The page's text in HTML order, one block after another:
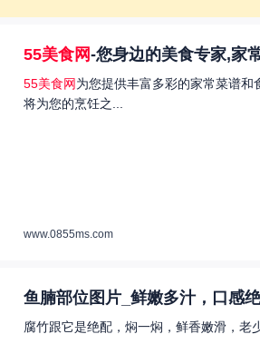
55美食网-您身边的美食专家,家
55美食网为您提供丰富多彩的家常菜谱和
将为您的烹饪之...
www.0855ms.com
鱼腩部位图片_鲜嫩多汁，口感
腐竹跟它是绝配，焖一焖，鲜香嫩滑，